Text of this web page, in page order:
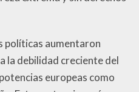
políticas aumentaron
la debilidad creciente del
europeas como